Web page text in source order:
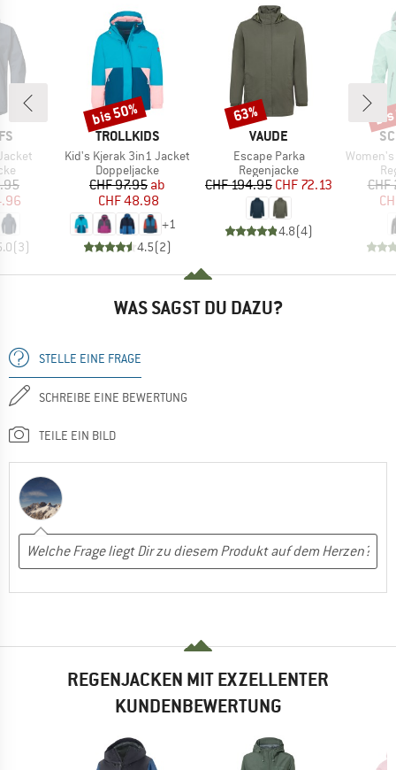
Preis
(3)
MARKE
TROLLKIDS
Artikel
Kid's Kjerak 3in1 Jacket
Produktgruppe
Doppeljacke
Preis
CHF 97.95reduzierter Preis
ab
CHF 48.98
+1
4.5(2)
Rabatt
bis 50%
MARKE
VAUDE
Artikel
Escape Parka
Produktgruppe
Regenjacke
Preis
CHF 194.95reduzierter Preis
CHF 72.13
4.8(4)
Rabatt
63%
Artikel
WAS SAGST DU DAZU?
STELLE EINE FRAGE
SCHREIBE EINE BEWERTUNG
TEILE EIN BILD
REGENJACKEN MIT EXZELLENTER
KUNDENBEWERTUNG